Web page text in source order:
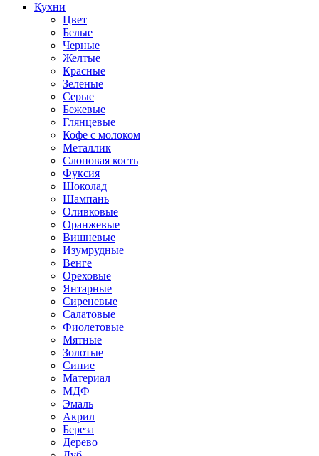
Кухни
Цвет
Белые
Черные
Желтые
Красные
Зеленые
Серые
Бежевые
Глянцевые
Кофе с молоком
Металлик
Слоновая кость
Фуксия
Шоколад
Шампань
Оливковые
Оранжевые
Вишневые
Изумрудные
Венге
Ореховые
Янтарные
Сиреневые
Салатовые
Фиолетовые
Мятные
Золотые
Синие
Материал
МДФ
Эмаль
Акрил
Береза
Дерево